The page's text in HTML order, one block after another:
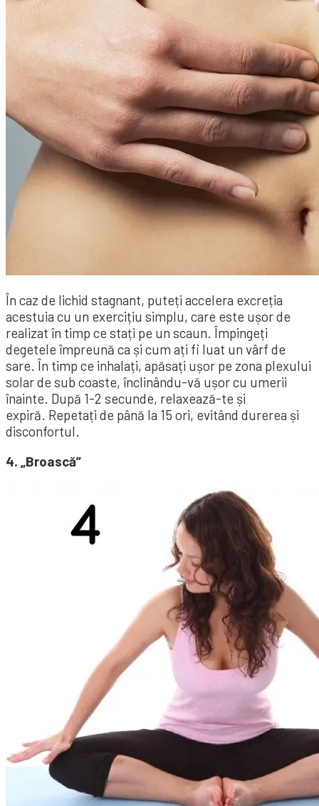
În caz de lichid stagnant, puteți accelera excreția
acestuia cu un exercițiu simplu, care este ușor de
realizat în timp ce stați pe un scaun. Împingeți
degetele împreună ca și cum ați fi luat un vârf de
sare. În timp ce inhalați, apăsați ușor pe zona plexului
solar de sub coaste, înclinându-vă ușor cu umerii
înainte. După 1-2 secunde, relaxează-te și
expiră. Repetați de până la 15 ori, evitând durerea și
disconfortul.
4. „Broască”